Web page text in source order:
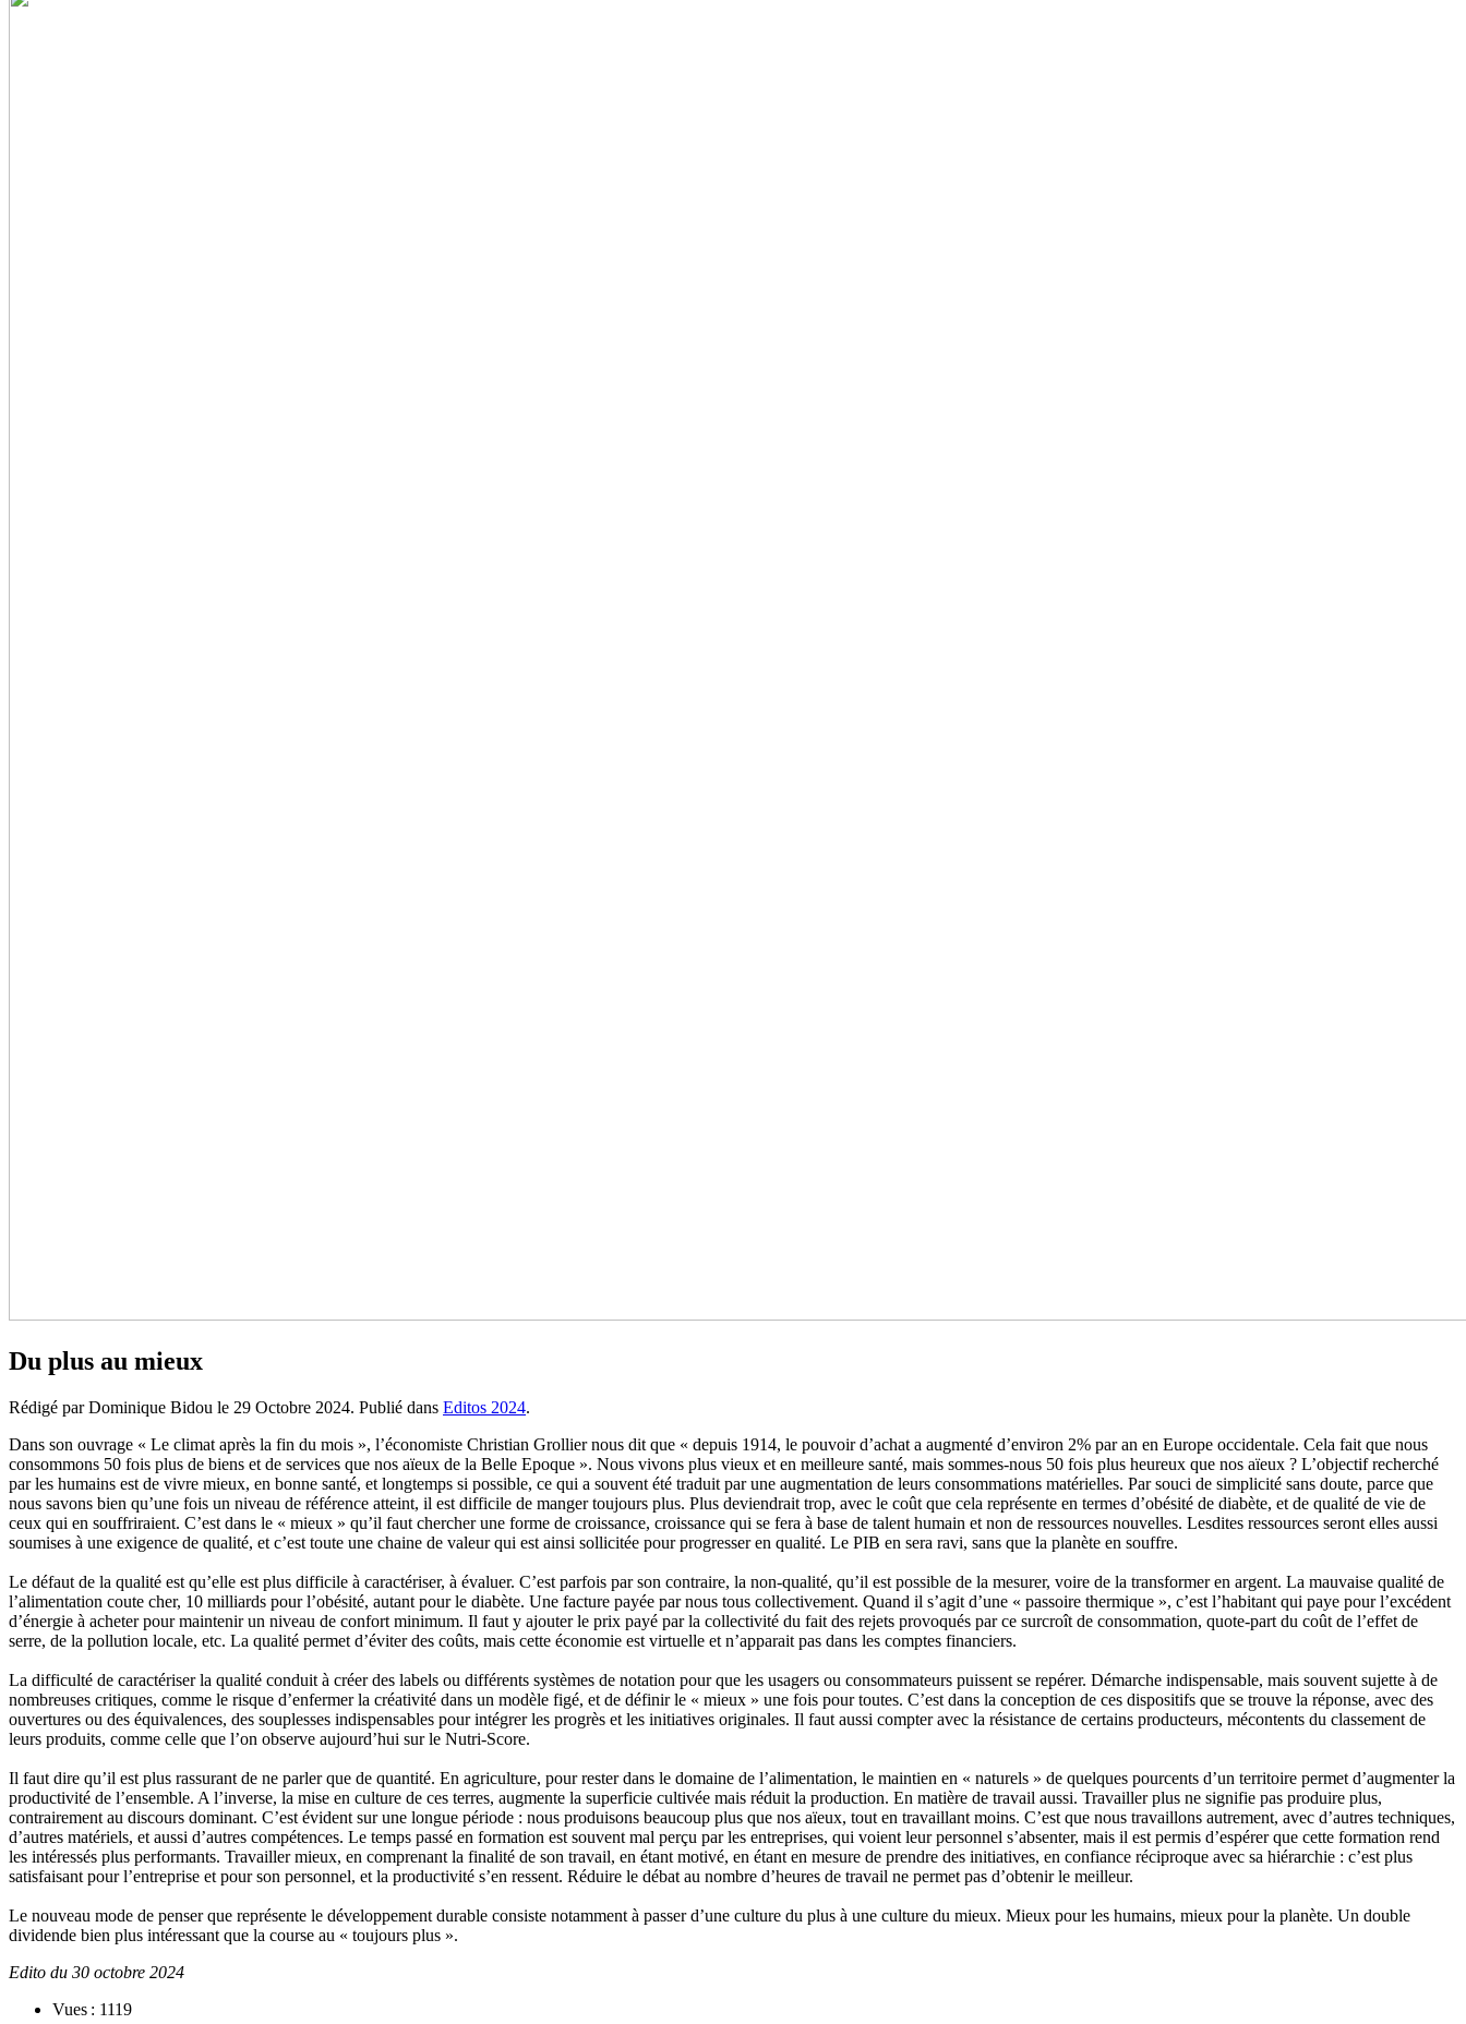
Du plus au mieux
Rédigé par Dominique Bidou le 29 Octobre 2024. Publié dans Editos 2024.
Dans son ouvrage « Le climat après la fin du mois », l’économiste Christian Grollier nous dit que « depuis 1914, le pouvoir d’achat a augmenté d’environ 2% par an en Europe occidentale. Cela fait que nous
consommons 50 fois plus de biens et de services que nos aïeux de la Belle Epoque ». Nous vivons plus vieux et en meilleure santé, mais sommes-nous 50 fois plus heureux que nos aïeux ? L’objectif recherché
par les humains est de vivre mieux, en bonne santé, et longtemps si possible, ce qui a souvent été traduit par une augmentation de leurs consommations matérielles. Par souci de simplicité sans doute, parce que
nous savons bien qu’une fois un niveau de référence atteint, il est difficile de manger toujours plus. Plus deviendrait trop, avec le coût que cela représente en termes d’obésité de diabète, et de qualité de vie de
ceux qui en souffriraient. C’est dans le « mieux » qu’il faut chercher une forme de croissance, croissance qui se fera à base de talent humain et non de ressources nouvelles. Lesdites ressources seront elles aussi
soumises à une exigence de qualité, et c’est toute une chaine de valeur qui est ainsi sollicitée pour progresser en qualité. Le PIB en sera ravi, sans que la planète en souffre.
Le défaut de la qualité est qu’elle est plus difficile à caractériser, à évaluer. C’est parfois par son contraire, la non-qualité, qu’il est possible de la mesurer, voire de la transformer en argent. La mauvaise qualité de
l’alimentation coute cher, 10 milliards pour l’obésité, autant pour le diabète. Une facture payée par nous tous collectivement. Quand il s’agit d’une « passoire thermique », c’est l’habitant qui paye pour l’excédent
d’énergie à acheter pour maintenir un niveau de confort minimum. Il faut y ajouter le prix payé par la collectivité du fait des rejets provoqués par ce surcroît de consommation, quote-part du coût de l’effet de
serre, de la pollution locale, etc. La qualité permet d’éviter des coûts, mais cette économie est virtuelle et n’apparait pas dans les comptes financiers.
La difficulté de caractériser la qualité conduit à créer des labels ou différents systèmes de notation pour que les usagers ou consommateurs puissent se repérer. Démarche indispensable, mais souvent sujette à de
nombreuses critiques, comme le risque d’enfermer la créativité dans un modèle figé, et de définir le « mieux » une fois pour toutes. C’est dans la conception de ces dispositifs que se trouve la réponse, avec des
ouvertures ou des équivalences, des souplesses indispensables pour intégrer les progrès et les initiatives originales. Il faut aussi compter avec la résistance de certains producteurs, mécontents du classement de
leurs produits, comme celle que l’on observe aujourd’hui sur le Nutri-Score.
Il faut dire qu’il est plus rassurant de ne parler que de quantité. En agriculture, pour rester dans le domaine de l’alimentation, le maintien en « naturels » de quelques pourcents d’un territoire permet d’augmenter la
productivité de l’ensemble. A l’inverse, la mise en culture de ces terres, augmente la superficie cultivée mais réduit la production. En matière de travail aussi. Travailler plus ne signifie pas produire plus,
contrairement au discours dominant. C’est évident sur une longue période : nous produisons beaucoup plus que nos aïeux, tout en travaillant moins. C’est que nous travaillons autrement, avec d’autres techniques,
d’autres matériels, et aussi d’autres compétences. Le temps passé en formation est souvent mal perçu par les entreprises, qui voient leur personnel s’absenter, mais il est permis d’espérer que cette formation rend
les intéressés plus performants. Travailler mieux, en comprenant la finalité de son travail, en étant motivé, en étant en mesure de prendre des initiatives, en confiance réciproque avec sa hiérarchie : c’est plus
satisfaisant pour l’entreprise et pour son personnel, et la productivité s’en ressent. Réduire le débat au nombre d’heures de travail ne permet pas d’obtenir le meilleur.
Le nouveau mode de penser que représente le développement durable consiste notamment à passer d’une culture du plus à une culture du mieux. Mieux pour les humains, mieux pour la planète. Un double
dividende bien plus intéressant que la course au « toujours plus ».
Edito du 30 octobre 2024
Vues : 1119